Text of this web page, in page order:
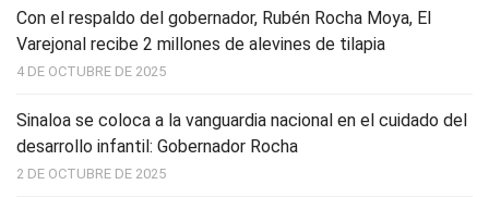
Con el respaldo del gobernador, Rubén Rocha Moya, El
Varejonal recibe 2 millones de alevines de tilapia
4 DE OCTUBRE DE 2025
Sinaloa se coloca a la vanguardia nacional en el cuidado del
desarrollo infantil: Gobernador Rocha
2 DE OCTUBRE DE 2025